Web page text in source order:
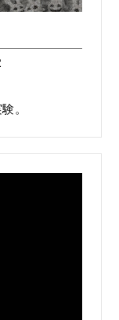
。